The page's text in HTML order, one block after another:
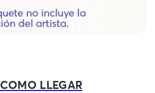
COMO LLEGAR